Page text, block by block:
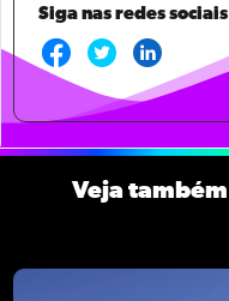
Siga nas redes sociais
Veja também